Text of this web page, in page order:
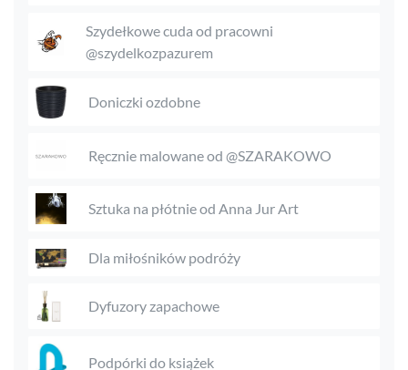
Szydełkowe cuda od pracowni
@szydelkozpazurem
Doniczki ozdobne
Ręcznie malowane od @SZARAKOWO
Sztuka na płótnie od Anna Jur Art
Dla miłośników podróży
Dyfuzory zapachowe
Podpórki do książek